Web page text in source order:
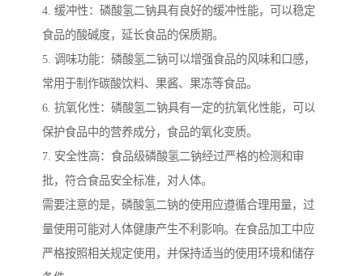
4. 缓冲性：磷酸氢二钠具有良好的缓冲性能，可以稳定
食品的酸碱度，延长食品的保质期。
5. 调味功能：磷酸氢二钠可以增强食品的风味和口感，
常用于制作碳酸饮料、果酱、果冻等食品。
6. 抗氧化性：磷酸氢二钠具有一定的抗氧化性能，可以
保护食品中的营养成分，食品的氧化变质。
7. 安全性高：食品级磷酸氢二钠经过严格的检测和审
批，符合食品安全标准，对人体。
需要注意的是，磷酸氢二钠的使用应遵循合理用量，过
量使用可能对人体健康产生不利影响。在食品加工中应
严格按照相关规定使用，并保持适当的使用环境和储存